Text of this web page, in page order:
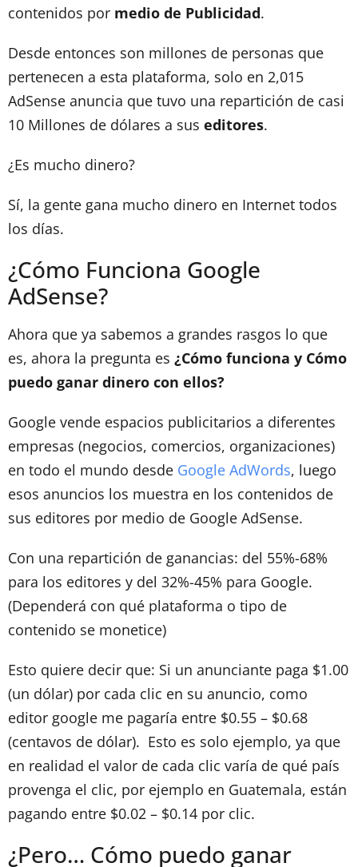
contenidos por medio de Publicidad.
Desde entonces son millones de personas que
pertenecen a esta plataforma, solo en 2,015
AdSense anuncia que tuvo una repartición de casi
10 Millones de dólares a sus editores.
¿Es mucho dinero?
Sí, la gente gana mucho dinero en Internet todos
los días.
¿Cómo Funciona Google
AdSense?
Ahora que ya sabemos a grandes rasgos lo que
es, ahora la pregunta es ¿Cómo funciona y Cómo
puedo ganar dinero con ellos?
Google vende espacios publicitarios a diferentes
empresas (negocios, comercios, organizaciones)
en todo el mundo desde Google AdWords, luego
esos anuncios los muestra en los contenidos de
sus editores por medio de Google AdSense.
Con una repartición de ganancias: del 55%-68%
para los editores y del 32%-45% para Google.
(Dependerá con qué plataforma o tipo de
contenido se monetice)
Esto quiere decir que: Si un anunciante paga $1.00
(un dólar) por cada clic en su anuncio, como
editor google me pagaría entre $0.55 – $0.68
(centavos de dólar). Esto es solo ejemplo, ya que
en realidad el valor de cada clic varía de qué país
provenga el clic, por ejemplo en Guatemala, están
pagando entre $0.02 – $0.14 por clic.
¿Pero… Cómo puedo ganar